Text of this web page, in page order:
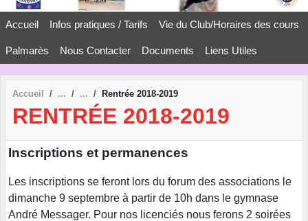
Accueil Infos pratiques / Tarifs Vie du Club/Horaires des cours
Palmarès Nous Contacter Documents Liens Utiles
Accueil Rentrée 2018-2019
RENTRÉE 2018-2019
Inscriptions et permanences
Les inscriptions se feront lors du forum des associations le
dimanche 9 septembre à partir de 10h dans le gymnase
André Messager. Pour nos licenciés nous ferons 2 soirées